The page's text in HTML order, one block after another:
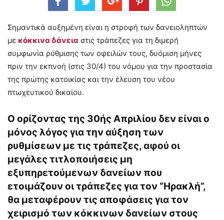
Σημαντικά αυξημένη είναι η στροφή των δανειοληπτών
με κόκκινα δάνεια στις τράπεζες για τη διμερή
συμφωνία ρύθμισης των οφειλών τους, δυόμιση μήνες
πριν την εκπνοή (στις 30/4) του νόμου για την προστασία
της πρώτης κατοικίας και την έλευση του νέου
πτωχευτικού δικαίου.
Ο ορίζοντας της 30ής Απριλίου δεν είναι ο
μόνος λόγος για την αύξηση των
ρυθμίσεων με τις τράπεζες, αφού οι
μεγάλες τιτλοποιήσεις μη
εξυπηρετούμενων δανείων που
ετοιμάζουν οι τράπεζες για τον “Ηρακλή”,
θα μεταφέρουν τις αποφάσεις για τον
χειρισμό των κόκκινων δανείων στους